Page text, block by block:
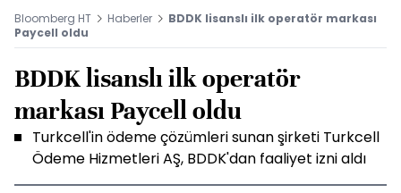
Bloomberg HT Haberler
BDDK lisanslı ilk operatör markası
Paycell oldu
BDDK lisanslı ilk operatör
markası Paycell oldu
Turkcell'in ödeme çözümleri sunan şirketi Turkcell
Ödeme Hizmetleri AŞ, BDDK'dan faaliyet izni aldı